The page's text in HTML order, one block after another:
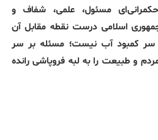
مسئول، علمی، شفاف و
اسلامی درست نقطه مقابل آن
سر کمبود آب نیست؛ مسئله بر سر
و طبیعت را به لبه فروپاشی رانده